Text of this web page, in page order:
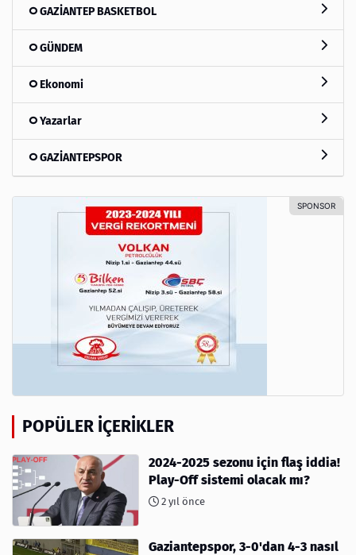
GAZİANTEP BASKETBOL
GÜNDEM
Ekonomi
Yazarlar
GAZİANTEPSPOR
POPÜLER İÇERIKLER
2024-2025 sezonu için flaş iddia!
Play-Off sistemi olacak mı?
2 yıl önce
Gaziantepspor, 3-0'dan 4-3 nasıl